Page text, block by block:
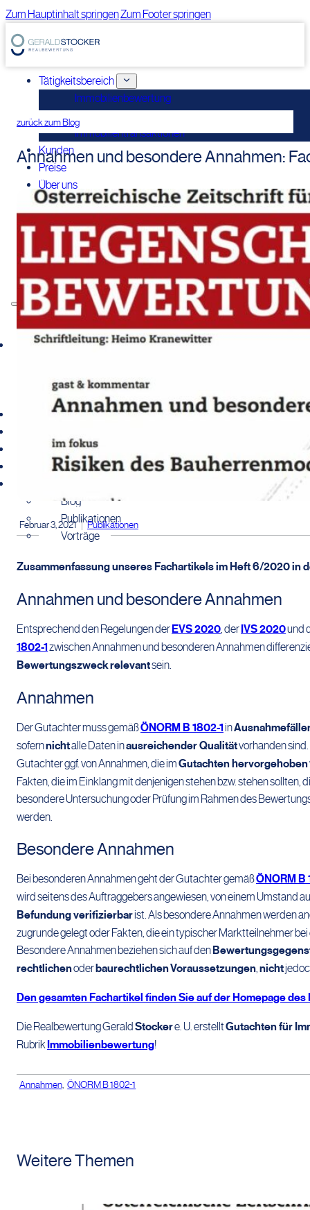
Zum Hauptinhalt springenZum Footer springen
Tätigkeitsbereich
Immobilienbewertung
Immobilientransaktionen
Kunden
Preise
Über uns
Verbände
Wissensbereich
Blog
Publikationen
Tätigkeitsbereich
Immobilienconsulting
Immobilientransaktionen
Kunden
Über uns
Verbände
Blog
Publikationen
Vorträge
zurück zum Blog
Annahmen und besondere Annahmen:
Februar 3, 2021 Publikationen
Zusammenfassung unseres Fachartikels im Heft 6/2020
Annahmen und besondere Annahmen
Entsprechend den Regelungen derEVS 2020, derIVS 2020und
1802-1zwischen Annahmen und besonderen Annahmen
Bewertungszweckrelevantsein.
Annahmen
Der Gutachter muss gemäßÖNORM B 1802-1in
sofernnichtalle Daten inausreichender Qualitätvorhanden
Gutachter ggf. von Annahmen, die imGutachten hervorgehoben
Fakten, die im Einklang mit denjenigen stehen bzw. stehen
besondere Untersuchung oder Prüfung im Rahmen des
werden.
Besondere Annahmen
Bei besonderen Annahmen geht der Gutachter gemäßÖNORM B
wird seitens des Auftraggebers angewiesen, von einem Umstand
Befundung verifizierbarist. Als besondere Annahmen werden
zugrunde gelegt oder Fakten, die ein typischer Marktteilnehmer
Besondere Annahmen beziehen sich auf den
rechtlichenoderbaurechtlichenVoraussetzungen,nicht
Den gesamten Fachartikel finden Sie auf der Homepage des
Die Realbewertung GeraldStockere. U. erstelltGutachten für
RubrikImmobilienbewertung!
Annahmen, ÖNORM B 1802-1
Weitere Themen